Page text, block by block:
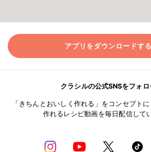
アプリをダウンロードする
クラシルの公式SNSをフォロ
「きちんとおいしく作れる」をコンセプト
作れるレシピ動画を毎日配信して